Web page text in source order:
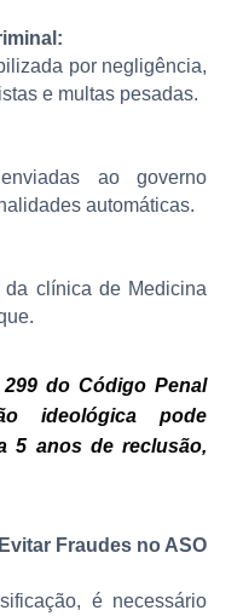
por negligência,
e multas pesadas.
enviadas ao governo
automáticas.
clínica de Medicina
do Código Penal
ideológica pode
5 anos de reclusão,
Fraudes no ASO
é necessário